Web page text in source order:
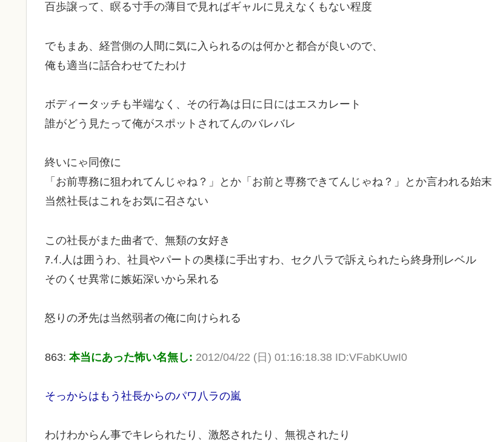
百歩譲って、瞑る寸手の薄目で見ればギャルに見えなくもない程度
でもまあ、経営側の人間に気に入られるのは何かと都合が良いので、
俺も適当に話合わせてたわけ
ボディータッチも半端なく、その行為は日に日にはエスカレート
誰がどう見たって俺がスポットされてんのバレバレ
終いにゃ同僚に
「お前専務に狙われてんじゃね？」とか「お前と専務できてんじゃね？」とか言われる始末
当然社長はこれをお気に召さない
この社長がまた曲者で、無類の女好き
ｱ.ｲ.人は囲うわ、社員やパートの奥様に手出すわ、セク八ラで訴えられたら終身刑レベル
そのくせ異常に嫉妬深いから呆れる
怒りの矛先は当然弱者の俺に向けられる
863: 本当にあった怖い名無し: 2012/04/22 (日) 01:16:18.38 ID:VFabKUwI0
そっからはもう社長からのパワ八ラの嵐
わけわからん事でキレられたり、激怒されたり、無視されたり